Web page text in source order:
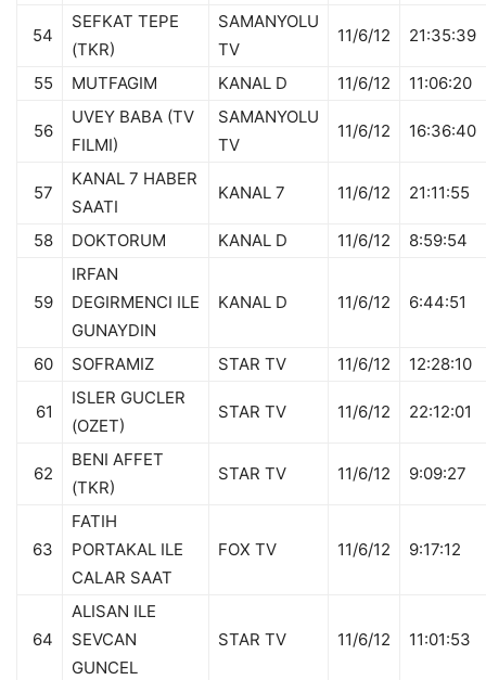
54
SEFKAT TEPE
(TKR)
SAMANYOLU
TV
11/6/12 21:35:39
55 MUTFAGIM KANAL D 11/6/12 11:06:20
56
UVEY BABA (TV
FILMI)
SAMANYOLU
TV
11/6/12 16:36:40
57
KANAL 7 HABER
SAATI
KANAL 7 11/6/12 21:11:55
58 DOKTORUM KANAL D 11/6/12 8:59:54
59
IRFAN
DEGIRMENCI ILE
GUNAYDIN
KANAL D 11/6/12 6:44:51
60 SOFRAMIZ STAR TV 11/6/12 12:28:10
61
ISLER GUCLER
(OZET)
STAR TV 11/6/12 22:12:01
62
BENI AFFET
(TKR)
STAR TV 11/6/12 9:09:27
63
FATIH
PORTAKAL ILE
CALAR SAAT
FOX TV 11/6/12 9:17:12
64
ALISAN ILE
SEVCAN
GUNCEL
STAR TV 11/6/12 11:01:53